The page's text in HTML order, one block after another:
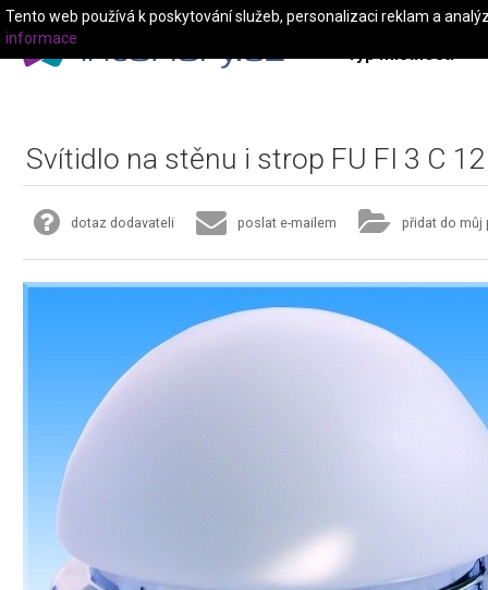
Typ místnosti
Svítidlo na stěnu i strop FU FI 3 C
dotaz dodavateli poslat e-mailem přidat do můj
Tento web používá k poskytování služeb, personalizaci reklam a
informace